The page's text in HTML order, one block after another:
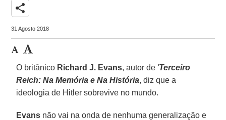
share
31 Agosto 2018
O britânico Richard J. Evans, autor de 'Terceiro
Reich: Na Memória e Na História, diz que a
ideologia de Hitler sobrevive no mundo.
Evans não vai na onda de nenhuma generalização e